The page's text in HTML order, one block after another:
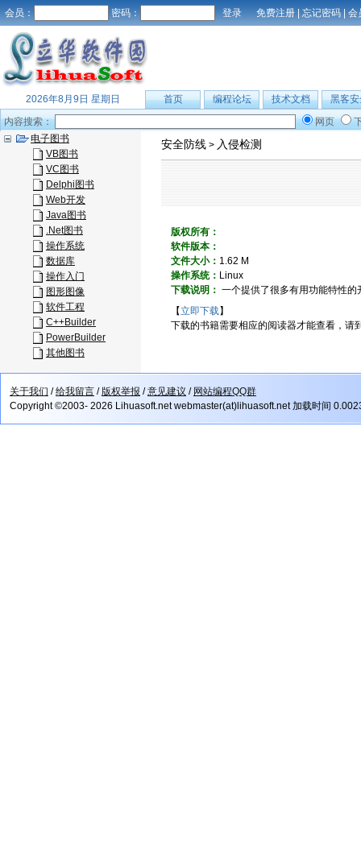
会员： 密码： 免费注册 | 忘记密码 | 会
2026年8月9日 星期日 首页 编程论坛 技术文档
黑客安
内容搜索：
网页
电子图书
VB图书
VC图书
Delphi图书
Web开发
Java图书
.Net图书
操作系统
数据库
操作入门
图形图像
软件工程
C++Builder
PowerBuilder
其他图书
安全防线 > 入侵检测
版权所有：
软件版本：
文件大小： 1.62 M
操作系统： Linux
下载说明： 一个提供了很多有用功能特性
【立即下载】
下载的书籍需要相应的阅读器才能查看，
关于我们 /给我留言 /版权举报 /意见建议 / 网站编程QQ群
Copyright ©2003- 2026 Lihuasoft.net webmaster(at)lihuasoft.net 加载时间